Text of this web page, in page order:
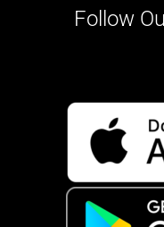
Follow